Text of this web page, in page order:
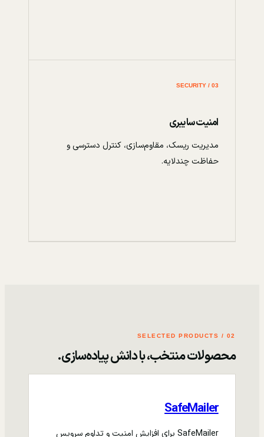
03 / SECURITY
امنیت سایبری
مدیریت ریسک، مقاوم‌سازی، کنترل دسترسی و
حفاظت چندلایه.
02 / SELECTED PRODUCTS
محصولات منتخب، با دانش پیاده‌سازی.
SafeMailer
SafeMailer برای افزایش امنیت و تداوم سرویس